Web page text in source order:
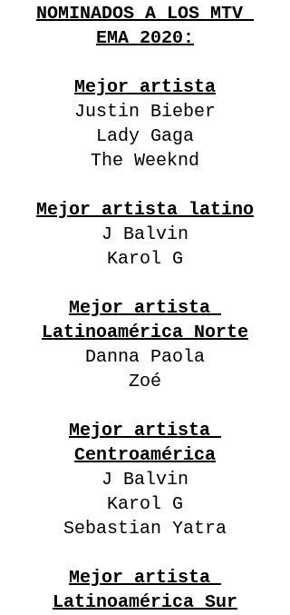
NOMINADOS A LOS MTV
EMA 2020:
Mejor artista
Justin Bieber
Lady Gaga
The Weeknd
Mejor artista latino
J Balvin
Karol G
Mejor artista
Latinoamérica Norte
Danna Paola
Zoé
Mejor artista
Centroamérica
J Balvin
Karol G
Sebastian Yatra
Mejor artista
Latinoamérica Sur